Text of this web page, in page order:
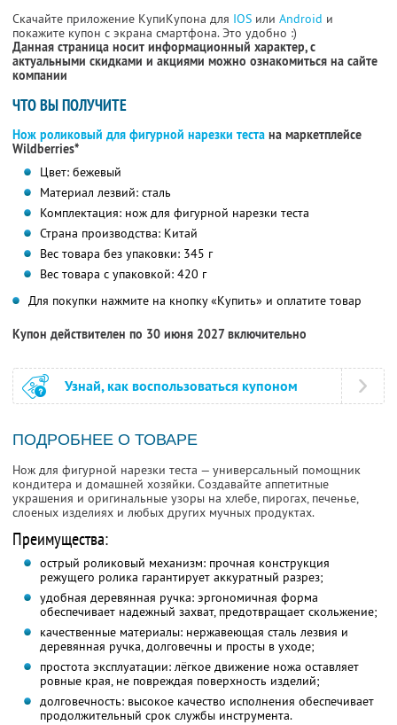
Скачайте приложение КупиКупона для IOS или Android и
покажите купон с экрана смартфона. Это удобно :)
Данная страница носит информационный характер, с
актуальными скидками и акциями можно ознакомиться на сайте
компании
ЧТО ВЫ ПОЛУЧИТЕ
Нож роликовый для фигурной нарезки теста на маркетплейсе
Wildberries*
Цвет: бежевый
Материал лезвий: сталь
Комплектация: нож для фигурной нарезки теста
Страна производства: Китай
Вес товара без упаковки: 345 г
Вес товара с упаковкой: 420 г
Для покупки нажмите на кнопку «Купить» и оплатите товар
Купон действителен по 30 июня 2027 включительно
Узнай, как воспользоваться купоном
ПОДРОБНЕЕ О ТОВАРЕ
Нож для фигурной нарезки теста — универсальный помощник
кондитера и домашней хозяйки. Создавайте аппетитные
украшения и оригинальные узоры на хлебе, пирогах, печенье,
слоеных изделиях и любых других мучных продуктах.
Преимущества:
острый роликовый механизм: прочная конструкция
режущего ролика гарантирует аккуратный разрез;
удобная деревянная ручка: эргономичная форма
обеспечивает надежный захват, предотвращает скольжение;
качественные материалы: нержавеющая сталь лезвия и
деревянная ручка, долговечны и просты в уходе;
простота эксплуатации: лёгкое движение ножа оставляет
ровные края, не повреждая поверхность изделий;
долговечность: высокое качество исполнения обеспечивает
продолжительный срок службы инструмента.